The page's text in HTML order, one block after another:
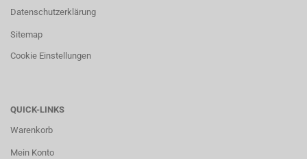
Datenschutzerklärung
Sitemap
Cookie Einstellungen
QUICK-LINKS
Warenkorb
Mein Konto